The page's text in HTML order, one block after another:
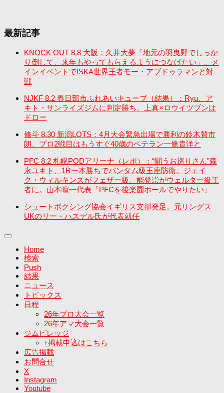
最新記事
KNOCK OUT 8.8 大阪：久井大夢「地元の羽曳野でしっか
り倒して、来年もやってもらえるようにつなげたい」。メ
インイベントでISKA世界王者モー・アブドゥラマンと対
戦
NJKF 8.2 春日部市ふれあいキューブ（結果）：Ryu、ア
キト・サンライズジムに判定勝ち。上真×ロウイツブンは
ドロー
修斗 8.30 新潟LOTS：4月大会緊急出場で勝利の鈴木賛市
朗、プロ2戦目はもうすぐ40歳のベテラン一條貴洋と
PFC 8.2 札幌PODアリーナ（レポ）：“闘うお巡りさん”森
永ユキト、1R一本勝ちでバンタム級王座防衛。ジェイ
ク・ウィルキンスがフェザー級、能登崇がウェルター級王
者に。山本喧一代表「PFCを後楽園ホールでやりたい」
シュートボクシング協会イギリス支部発足。元リングス
UKのリー・ハスデル氏が代表就任
Home
検索
Push
結果
ニュース
トピックス
日程
26年プロ大会一覧
26年アマ大会一覧
ジムビレッジ
↑掲載申込はこちら
広告掲載
お問合せ
X
Instagram
Youtube